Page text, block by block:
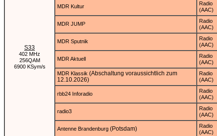
S33
402 MHz
256QAM
6900 KSym/s
MDR Kultur
Radio
(AAC)
MDR JUMP
Radio
(AAC)
MDR Sputnik
Radio
(AAC)
MDR Aktuell
Radio
(AAC)
MDR Klassik (Abschaltung voraussichtlich zum
12.10.2026)
Radio
(AAC)
rbb24 Inforadio
Radio
(AAC)
radio3
Radio
(AAC)
Antenne Brandenburg (Potsdam)
Radio
(AAC)